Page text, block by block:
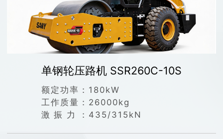
单钢轮压路机 SSR260C-10S
额定功率：
工作质量：
激振力：
180kW
26000kg
435/315kN